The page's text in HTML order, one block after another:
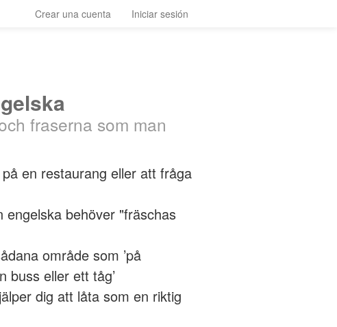
Crear una cuenta Iniciar sesión
fraserna som man
en restaurang eller att fråga
behöver "fräschas
område som ’på
buss eller ett tåg’
dig att låta som en riktig